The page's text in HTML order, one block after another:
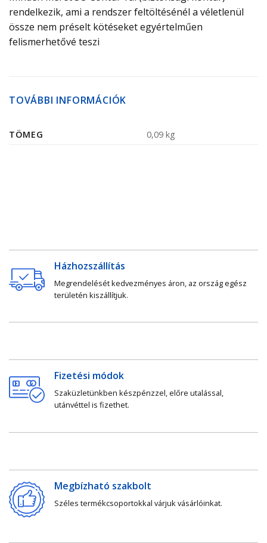
rendelkezik, ami a rendszer feltöltésénél a véletlenül
össze nem préselt kötéseket egyértelműen
felismerhetővé teszi
TOVÁBBI INFORMÁCIÓK
TÖMEG 0,09 kg
Házhozszállítás
Megrendelését kedvezményes áron, az ország egész
területén kiszállítjuk.
Fizetési módok
Szaküzletünkben készpénzzel, előre utalással,
utánvéttel is fizethet.
Megbízható szakbolt
Széles termékcsoportokkal várjuk vásárlóinkat.